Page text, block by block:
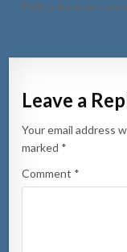
Polis a duna un
Leave a
Your email address
marked *
Comment *